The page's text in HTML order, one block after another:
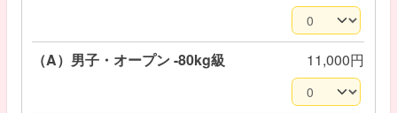
（A）男子・オープン -80kg級 11,000円